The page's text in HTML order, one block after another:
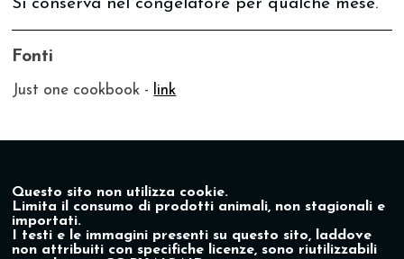
Si conserva nel congelatore per qualche mese.
Fonti
Just one cookbook - link
Questo sito non utilizza cookie.
Limita il consumo di prodotti animali, non stagionali e
importati.
I testi e le immagini presenti su questo sito, laddove
non attribuiti con specifiche licenze, sono riutilizzabili